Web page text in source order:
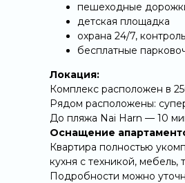
пешеходные
детская площадка
охрана 24/7,
бесплатные
Локация:
Комплекс расположен в
Рядом расположены:
До пляжа Nai Harn — 10
Оснащение
Квартира полностью
кухня с техникой,
Подробности можно